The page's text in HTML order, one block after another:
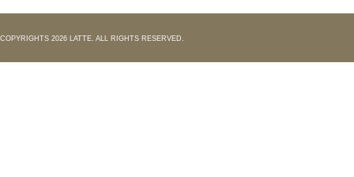
COPYRIGHTS 2026 LATTE. ALL RIGHTS RESERVED.